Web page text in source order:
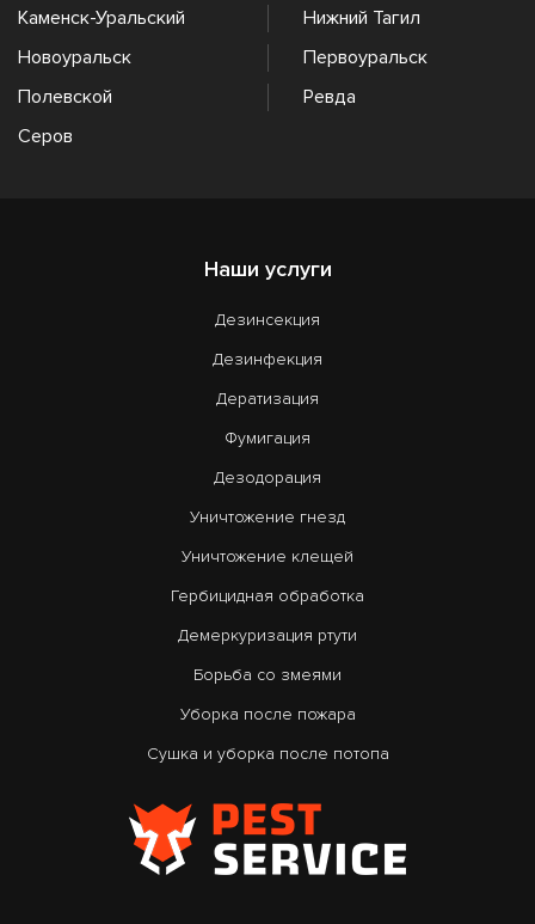
Каменск-Уральский
Нижний Тагил
Новоуральск
Первоуральск
Полевской
Ревда
Серов
Наши услуги
Дезинсекция
Дезинфекция
Дератизация
Фумигация
Дезодорация
Уничтожение гнезд
Уничтожение клещей
Гербицидная обработка
Демеркуризация ртути
Борьба со змеями
Уборка после пожара
Сушка и уборка после потопа